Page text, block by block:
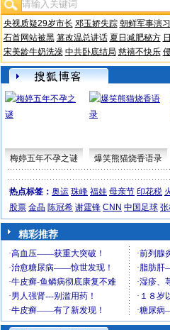
央视质疑29岁市长 邓玉娇失踪 朝鲜军事演习
石首网站被黑 篡改温总讲话 夏日减肥秘方
宋美龄牛奶洗澡 中共卧底结局 慈禧不快乐
梅婷五年不孕之谜 爆笑熊猫烧香语录
热点标签： 奥运 珠峰 福娃 母亲节 印花税
股票 金晶 陈冠希 谢霆锋 CNN 中国足球
精彩推荐